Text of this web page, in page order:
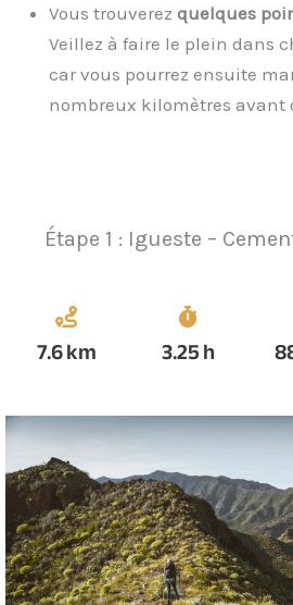
Vous trouverez quelques
Veillez à faire le plein dans
car vous pourrez ensuite
nombreux kilomètres avant
Étape 1 : Igueste –
7.6km 3.25h